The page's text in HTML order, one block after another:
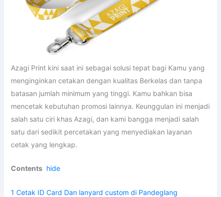
Azagi Print kini saat ini sebagai solusi tepat bagi Kamu yang
menginginkan cetakan dengan kualitas Berkelas dan tanpa
batasan jumlah minimum yang tinggi. Kamu bahkan bisa
mencetak kebutuhan promosi lainnya. Keunggulan ini menjadi
salah satu ciri khas Azagi, dan kami bangga menjadi salah
satu dari sedikit percetakan yang menyediakan layanan
cetak yang lengkap.
Contents hide
1 Cetak ID Card Dan lanyard custom di Pandeglang